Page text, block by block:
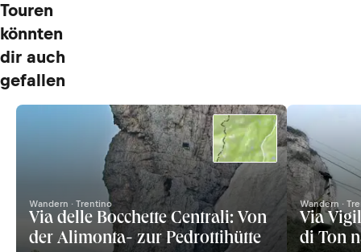
Touren
könnten
dir auch
gefallen
Wandern · Trentino
Via delle Bocchette Centrali: ­Von
der Alimonta- zur Pedrottihütte
Wandern ·
Via
di Ton